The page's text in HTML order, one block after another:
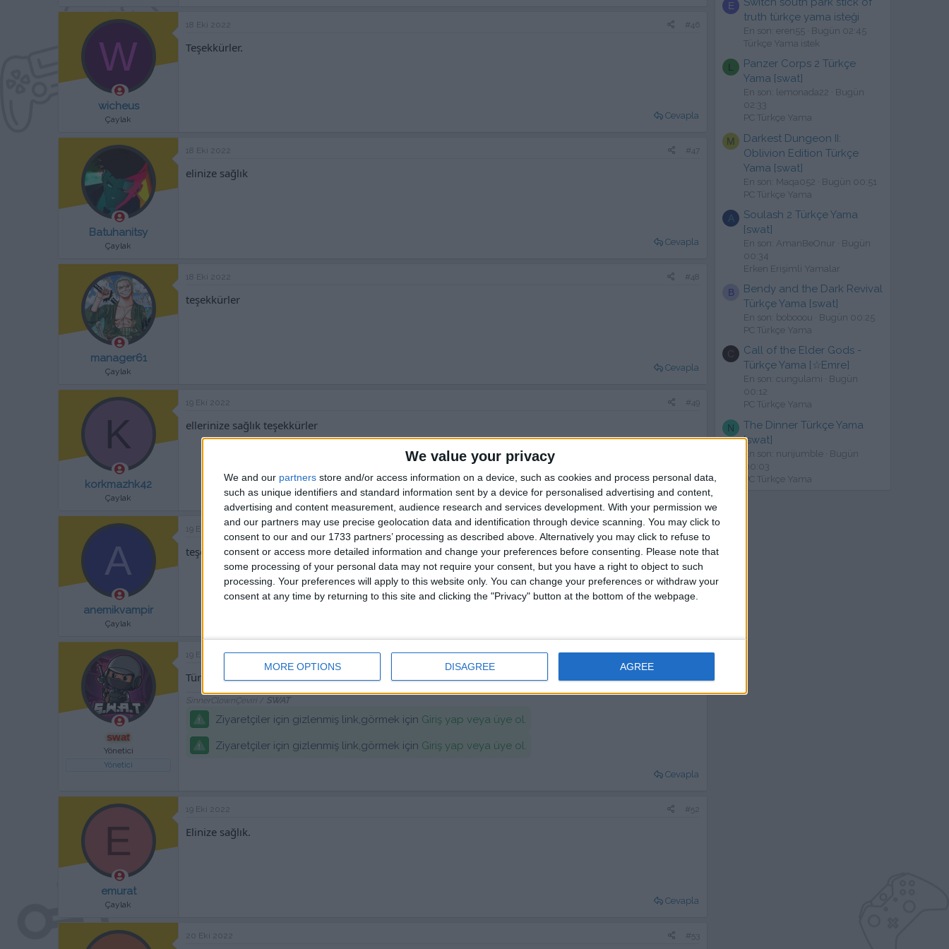
We value your privacy
We and our partners store and/or access information on a device, such as cookies and process personal data,
such as unique identifiers and standard information sent by a device for personalised advertising and content,
advertising and content measurement, audience research and services development. With your permission we
and our partners may use precise geolocation data and identification through device scanning. You may click to
consent to our and our 1733 partners’ processing as described above. Alternatively you may click to refuse to
consent or access more detailed information and change your preferences before consenting.
Please note that
some processing of your personal data may not require your consent, but you have a right to object to such
processing. Your preferences will apply to this website only. You can change your preferences or withdraw your
consent at any time by returning to this site and clicking the "Privacy" button at the bottom of the webpage.
MORE OPTIONS DISAGREE AGREE
W
wicheus
Çaylak
18 Eki 2022 #46
Teşekkürler.
Cevapla
Batuhanitsy
Çaylak
18 Eki 2022 #47
elinize sağlık
Cevapla
manager61
Çaylak
18 Eki 2022 #48
teşekkürler
Cevapla
K
korkmazhk42
Çaylak
19 Eki 2022 #49
ellerinize sağlık teşekkürler
Cevapla
A
anemikvampir
Çaylak
19 Eki 2022 #50
teşekkürler
swat
Yönetici
Yönetici
19 Eki 2022 #51
Türkçe Yama SnowRunner V19.1 Sürüme Güncellendi
SinnerClownÇeviri SWAT
Ziyaretçiler için gizlenmiş link,görmek için Giriş yap veya üye ol.
Ziyaretçiler için gizlenmiş link,görmek için Giriş yap veya üye ol.
Cevapla
E
emurat
Çaylak
19 Eki 2022 #52
Elinize sağlık.
Cevapla
20 Eki 2022 #53
E
truth türkçe yama isteği
En son: eren55
Bugün 02:45
Türkçe Yama istek
L
Panzer Corps 2 Türkçe
Yama [swat]
En son: lemonada22
Bugün
02:33
PC Türkçe Yama
M
Darkest Dungeon II:
Oblivion Edition Türkçe
Yama [swat]
En son: Maqa052
Bugün 00:51
PC Türkçe Yama
A
Soulash 2 Türkçe Yama
[swat]
En son: AmanBeOnur
Bugün
00:34
Erken Erişimli Yamalar
B
Bendy and the Dark Revival
Türkçe Yama [swat]
En son: bobooou
Bugün 00:25
PC Türkçe Yama
C
Call of the Elder Gods -
Türkçe Yama [☆Emre]
En son: cungulami
Bugün
00:12
PC Türkçe Yama
N
The Dinner Türkçe Yama
[swat]
En son: nurijumble
Bugün
00:03
PC Türkçe Yama